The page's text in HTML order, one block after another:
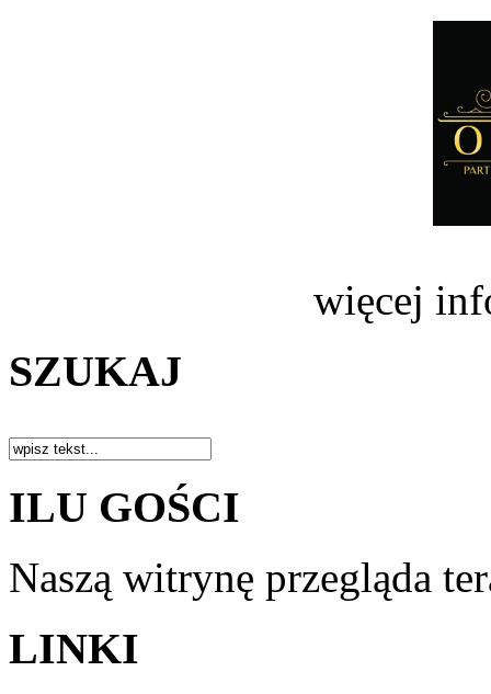
więcej
SZUKAJ
ILU GOŚCI
Naszą witrynę przegląda
LINKI